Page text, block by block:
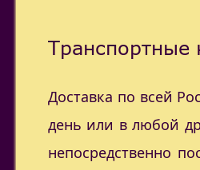
Транспортные
Доставка по всей
день или в любой
непосредственно